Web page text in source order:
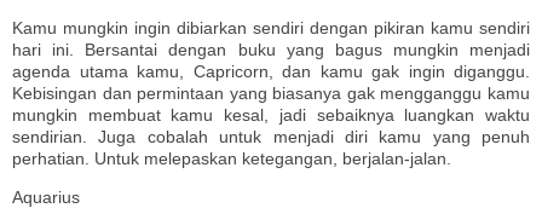
Kamu mungkin ingin dibiarkan sendiri dengan pikiran kamu sendiri
hari ini. Bersantai dengan buku yang bagus mungkin menjadi
agenda utama kamu, Capricorn, dan kamu gak ingin diganggu.
Kebisingan dan permintaan yang biasanya gak mengganggu kamu
mungkin membuat kamu kesal, jadi sebaiknya luangkan waktu
sendirian. Juga cobalah untuk menjadi diri kamu yang penuh
perhatian. Untuk melepaskan ketegangan, berjalan-jalan.
Aquarius